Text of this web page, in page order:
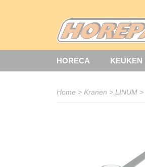
HORECA KEUKEN
Home > Kranen > LINUM >